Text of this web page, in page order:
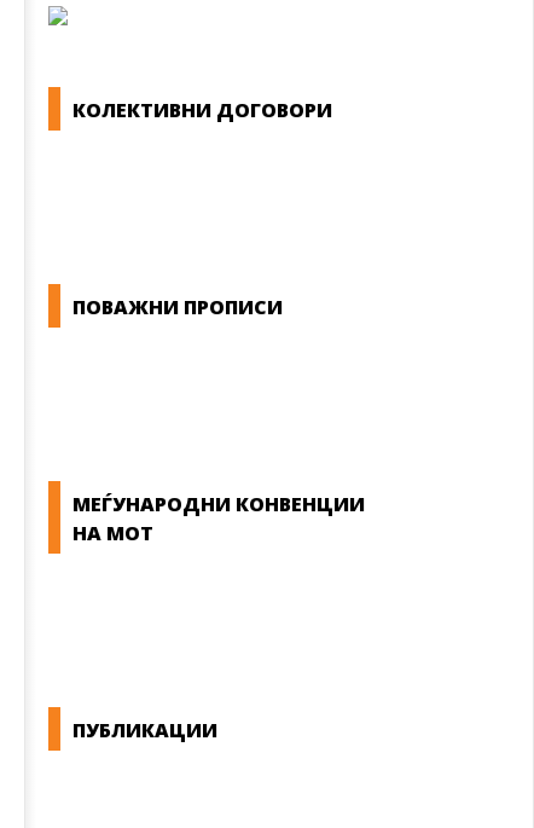
КОЛЕКТИВНИ ДОГОВОРИ
ПОВАЖНИ ПРОПИСИ
МЕЃУНАРОДНИ КОНВЕНЦИИ
НА МОТ
ПУБЛИКАЦИИ